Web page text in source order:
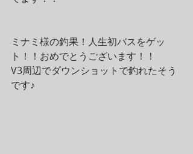
ミナミ様の釣果！人生初バスをゲッ
ト！！おめでとうございます！！
V3周辺でダウンショットで釣れたそう
です♪